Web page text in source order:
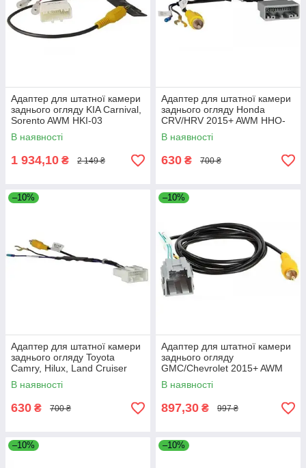
Адаптер для штатної камери
заднього огляду KIA Carnival,
Sorento AWM HKI-03
В наявності
1 934,10 ₴ 2 149 ₴
Адаптер для штатної камери
заднього огляду Honda
CRV/HRV 2015+ AWM HHO-
05
В наявності
630 ₴ 700 ₴
–10%
Адаптер для штатної камери
заднього огляду Toyota
Camry, Hilux, Land Cruiser
Prado, Subaru Forester AWM
HTO-06
В наявності
630 ₴ 700 ₴
–10%
Адаптер для штатної камери
заднього огляду
GMC/Chevrolet 2015+ AWM
HGM-01
В наявності
897,30 ₴ 997 ₴
–10% –10%